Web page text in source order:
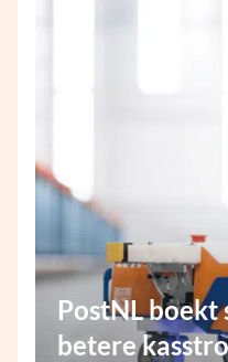
PostNL boekt
betere